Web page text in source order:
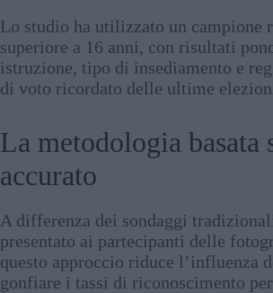
Lo studio ha utilizzato un campione
superiore a 16 anni, con risultati
istruzione, tipo di insediamento e
di voto ricordato delle ultime
La metodologia
accurato
A differenza dei sondaggi
presentato ai partecipanti delle
questo approccio riduce l’influenza
gonfiare i tassi di riconoscimento